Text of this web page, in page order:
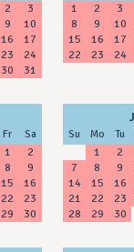
2
3
9
10
16
17
23
24
30 31
1 2 3
8
9 10
15
16 17
22
23 24
Fr Sa
1
2
8
9
15
16
22
23
29
30
Su Mo Tu
1 2
7
8 9
14
15 16
21
22 23
28
29 30